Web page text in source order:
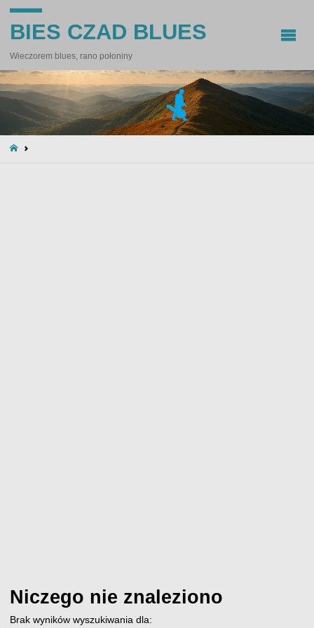
BIES CZAD BLUES
Wieczorem blues, rano połoniny
STRONA
Niczego nie znaleziono
Brak wyników wyszukiwania dla: